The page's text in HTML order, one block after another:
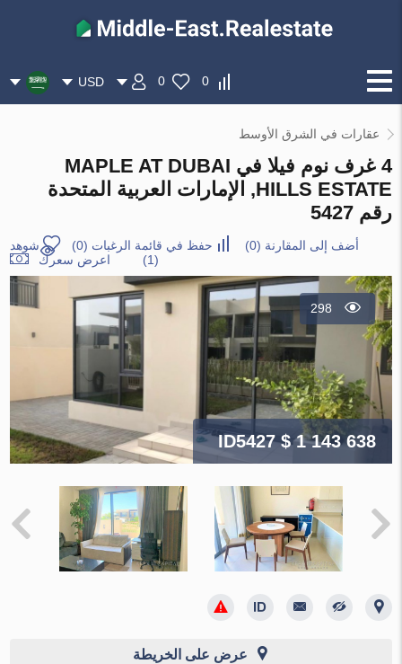
0
0
USD
عقارات في الشرق الأوسط
4 غرف نوم فيلا في MAPLE AT DUBAI
HILLS ESTATE, الإمارات العربية المتحدة
رقم 5427
أضف إلى المقارنة (
0
) حفظ في قائمة الرغبات (
0
)
شوهد
(1)
اعرض سعرك
298
ID5427$ 1 143 638
عرض على الخريطة